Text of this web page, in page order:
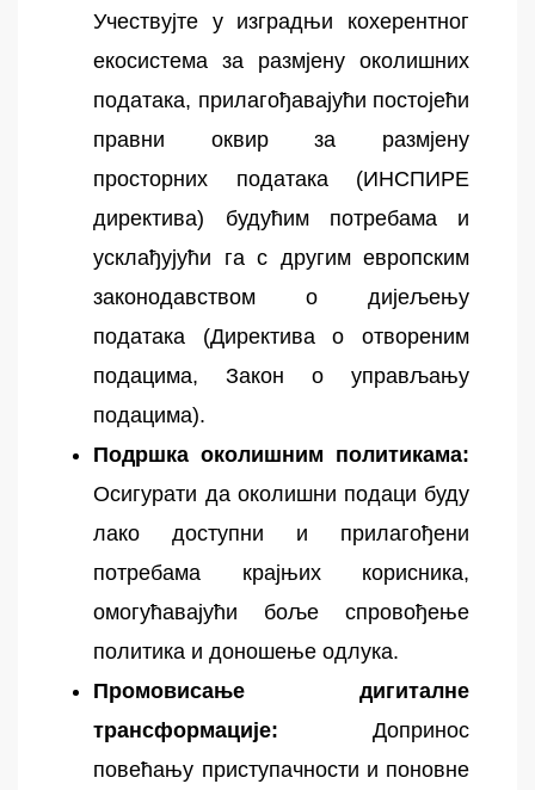
Учествујте у изградњи кохерентног
екосистема за размјену околишних
података, прилагођавајући постојећи
правни оквир за размјену
просторних података (ИНСПИРЕ
директива) будућим потребама и
усклађујући га с другим европским
законодавством о дијељењу
података (Директива о отвореним
подацима, Закон о управљању
подацима).
Подршка околишним политикама:
Осигурати да околишни подаци буду
лако доступни и прилагођени
потребама крајњих корисника,
омогућавајући боље спровођење
политика и доношење одлука.
Промовисање дигиталне
трансформације: Допринос
повећању приступачности и поновне